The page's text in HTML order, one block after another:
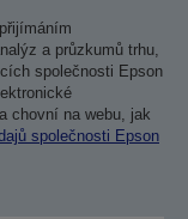
a průzkumů trhu,
společnosti Epson
chovní na webu, jak
společnosti Epson